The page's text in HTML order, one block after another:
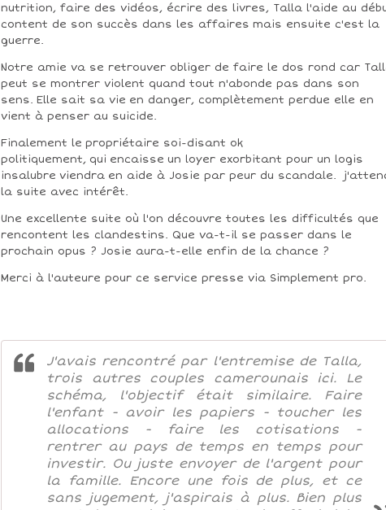
nutrition, faire des vidéos, écrire des livres, Talla l'aide au
content de son succès dans les affaires mais ensuite c'est la
guerre.
Notre amie va se retrouver obliger de faire le dos rond car
peut se montrer violent quand tout n'abonde pas dans son
sens. Elle sait sa vie en danger, complètement perdue elle en
vient à penser au suicide.
Finalement le propriétaire soi-disant ok
politiquement, qui encaisse un loyer exorbitant pour un logis
insalubre viendra en aide à Josie par peur du scandale.
la suite avec intérêt.
Une excellente suite où l'on découvre toutes les difficultés que
rencontent les clandestins. Que va-t-il se passer dans le
prochain opus ? Josie aura-t-elle enfin de la chance ?
Merci à l'auteure pour ce service presse via Simplement pro.
J'avais rencontré par l'entremise de Talla,
trois autres couples camerounais ici. Le
schéma, l'objectif était similaire. Faire
l'enfant - avoir les papiers - toucher les
allocations - faire les cotisations -
rentrer au pays de temps en temps pour
investir. Ou juste envoyer de l'argent pour
la famille. Encore une fois de plus, et ce
sans jugement, j'aspirais à plus. Bien plus